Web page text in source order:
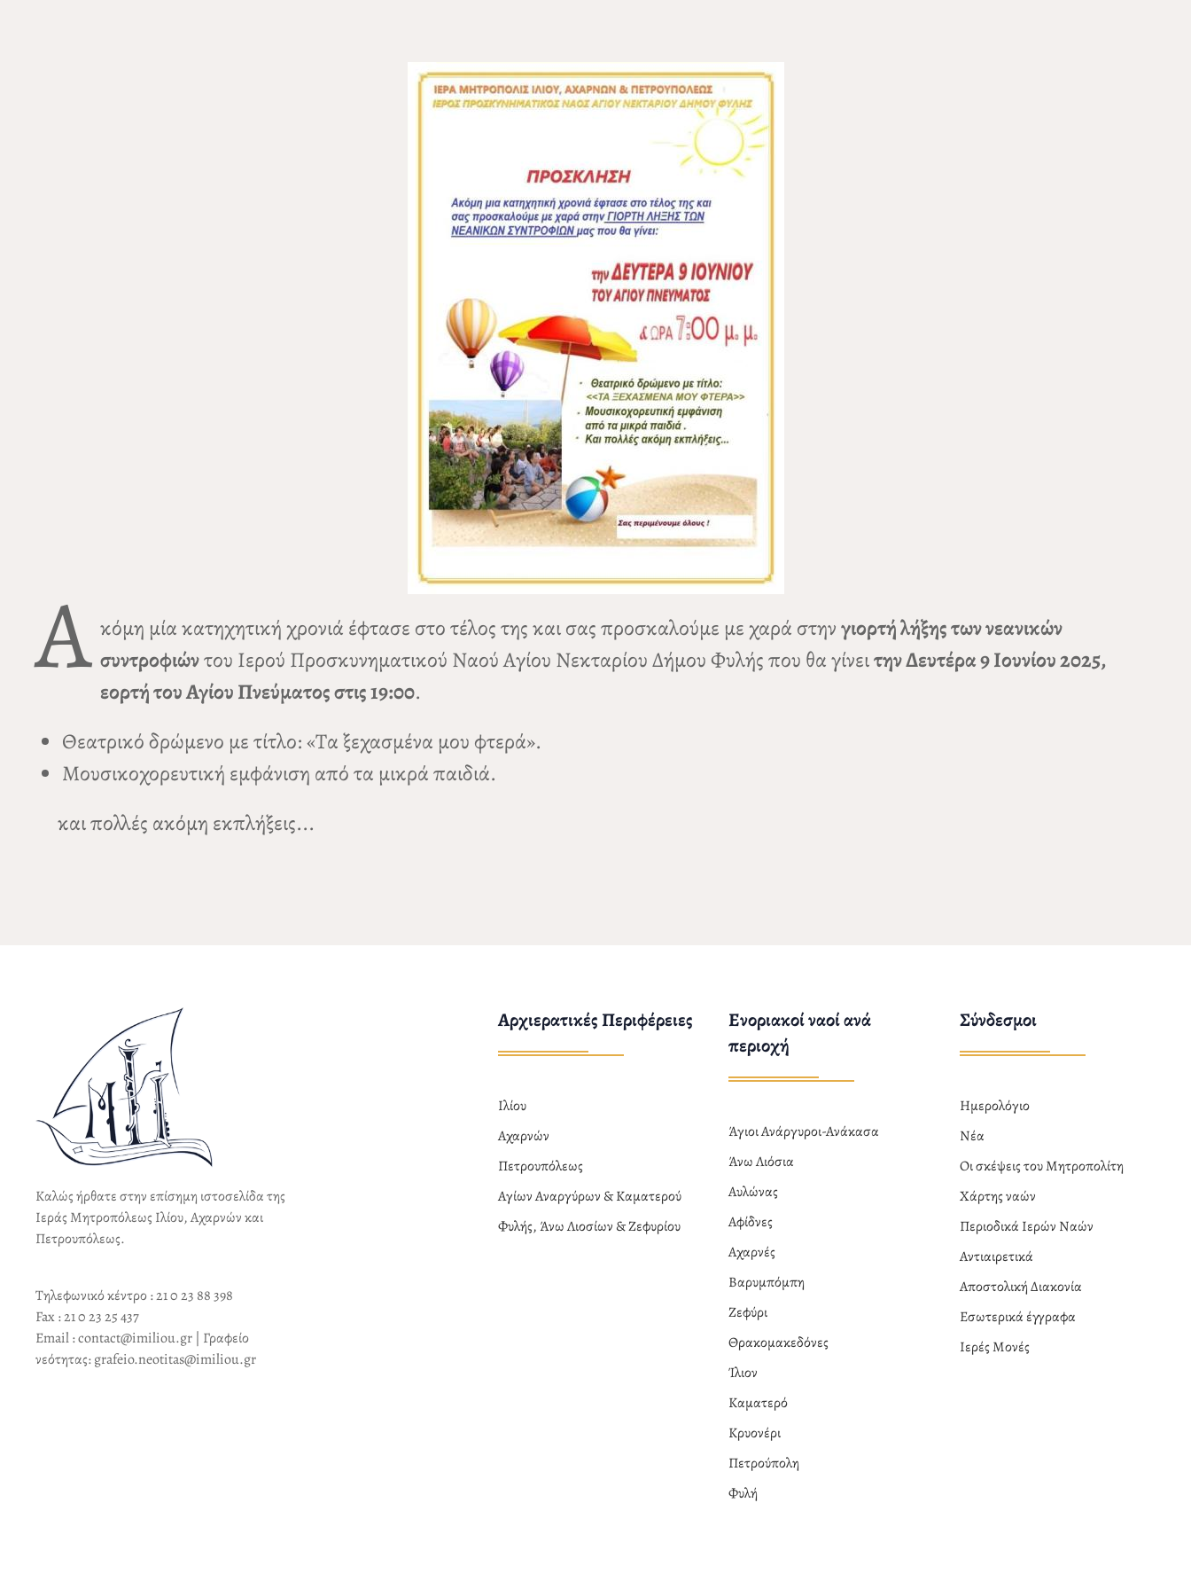
Α κόμη μία κατηχητική χρονιά έφτασε στο τέλος της και σας προσκαλούμε με χαρά στηνγιορτή λήξης των νεανικών
συντροφιώντου Ιερού Προσκυνηματικού Ναού Αγίου Νεκταρίου Δήμου Φυλής που θα γίνειτην Δευτέρα 9 Ιουνίου 2025,
εορτή του Αγίου Πνεύματος στις 19:00.
Θεατρικό δρώμενο με τίτλο: «Τα ξεχασμένα μου φτερά».
Μουσικοχορευτική εμφάνιση από τα μικρά παιδιά.
και πολλές ακόμη εκπλήξεις...
Καλώς ήρθατε στην επίσημη ιστοσελίδα της
Ιεράς Μητροπόλεως Ιλίου, Αχαρνών και
Πετρουπόλεως.
Τηλεφωνικό κέντρο : 21 0 23 88 398
Fax : 21 0 23 25 437
Email : contact@imiliou.gr | Γραφείο
νεότητας: grafeio.neotitas@imiliou.gr
Αρχιερατικές Περιφέρειες
Ιλίου
Αχαρνών
Πετρουπόλεως
Αγίων Αναργύρων & Καματερού
Φυλής, Άνω Λιοσίων & Ζεφυρίου
Ενοριακοί ναοί ανά
περιοχή
Άγιοι Ανάργυροι-Ανάκασα
Άνω Λιόσια
Αυλώνας
Αφίδνες
Αχαρνές
Βαρυμπόμπη
Ζεφύρι
Θρακομακεδόνες
Ίλιον
Καματερό
Κρυονέρι
Πετρούπολη
Φυλή
Σύνδεσμοι
Ημερολόγιο
Νέα
Οι σκέψεις του Μητροπολίτη
Χάρτης ναών
Περιοδικά Ιερών Ναών
Αντιαιρετικά
Αποστολική Διακονία
Εσωτερικά έγγραφα
Ιερές Μονές